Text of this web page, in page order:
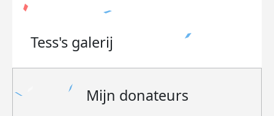
Tess's galerij
Mijn donateurs